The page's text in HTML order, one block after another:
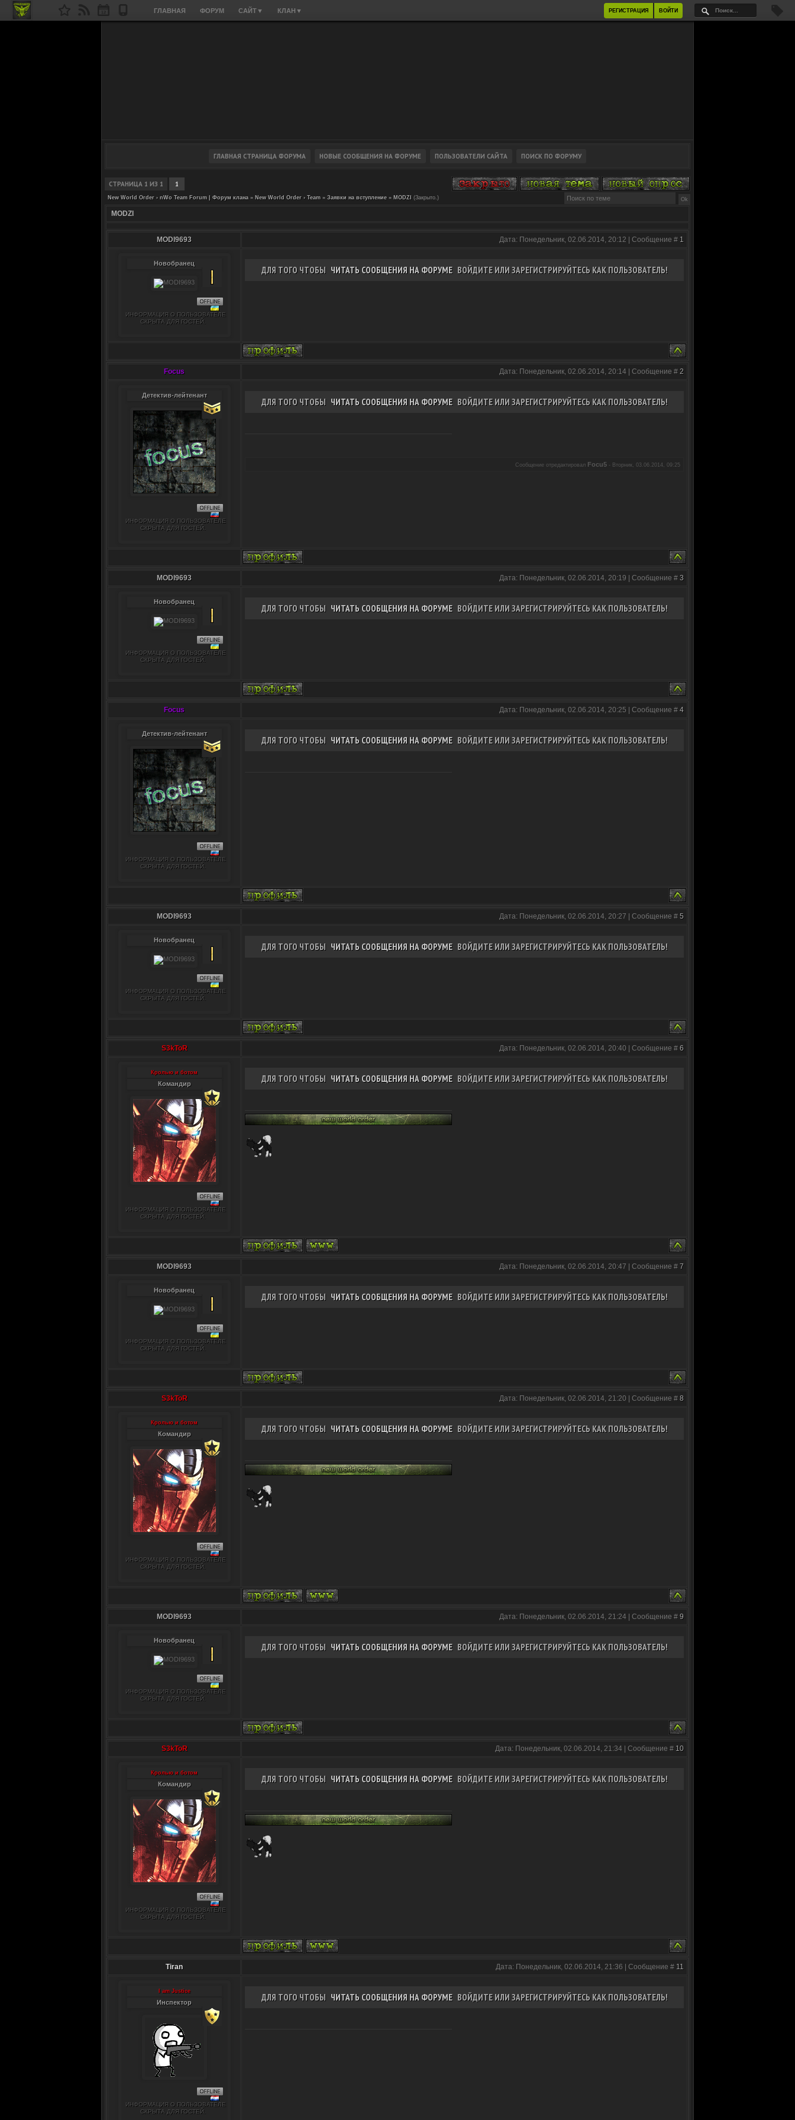
ГЛАВНАЯ ФОРУМ САЙТ▼ КЛАН ▼ РЕГИСТРАЦИЯ ВОЙТИ
СТРАНИЦА 1 ИЗ 1 1
New World Order › nWo Team Forum | Форум клана » New World Order › Team » Заявки на вступление » MODZI (Закрыто.)
MODZI
MODI9693 Дата: Понедельник, 02.06.2014, 20:12 | Сообщение # 1
Новобранец
ИНФОРМАЦИЯ О ПОЛЬЗОВАТЕЛЕ
СКРЫТА ДЛЯ ГОСТЕЙ.
ДЛЯ ТОГО ЧТОБЫ ЧИТАТЬ СООБЩЕНИЯ НА ФОРУМЕ ВОЙДИТЕ ИЛИ ЗАРЕГИСТРИРУЙТЕСЬ КАК ПОЛЬЗОВАТЕЛЬ!
Focus Дата: Понедельник, 02.06.2014, 20:14 | Сообщение # 2
Детектив-лейтенант
ИНФОРМАЦИЯ О ПОЛЬЗОВАТЕЛЕ
СКРЫТА ДЛЯ ГОСТЕЙ.
ДЛЯ ТОГО ЧТОБЫ ЧИТАТЬ СООБЩЕНИЯ НА ФОРУМЕ ВОЙДИТЕ ИЛИ ЗАРЕГИСТРИРУЙТЕСЬ КАК ПОЛЬЗОВАТЕЛЬ!
Сообщение отредактировал Focu5 - Вторник, 03.06.2014, 09:25
MODI9693 Дата: Понедельник, 02.06.2014, 20:19 | Сообщение # 3
Новобранец
ИНФОРМАЦИЯ О ПОЛЬЗОВАТЕЛЕ
СКРЫТА ДЛЯ ГОСТЕЙ.
ДЛЯ ТОГО ЧТОБЫ ЧИТАТЬ СООБЩЕНИЯ НА ФОРУМЕ ВОЙДИТЕ ИЛИ ЗАРЕГИСТРИРУЙТЕСЬ КАК ПОЛЬЗОВАТЕЛЬ!
Focus Дата: Понедельник, 02.06.2014, 20:25 | Сообщение # 4
Детектив-лейтенант
ИНФОРМАЦИЯ О ПОЛЬЗОВАТЕЛЕ
СКРЫТА ДЛЯ ГОСТЕЙ.
ДЛЯ ТОГО ЧТОБЫ ЧИТАТЬ СООБЩЕНИЯ НА ФОРУМЕ ВОЙДИТЕ ИЛИ ЗАРЕГИСТРИРУЙТЕСЬ КАК ПОЛЬЗОВАТЕЛЬ!
MODI9693 Дата: Понедельник, 02.06.2014, 20:27 | Сообщение # 5
Новобранец
ИНФОРМАЦИЯ О ПОЛЬЗОВАТЕЛЕ
СКРЫТА ДЛЯ ГОСТЕЙ.
ДЛЯ ТОГО ЧТОБЫ ЧИТАТЬ СООБЩЕНИЯ НА ФОРУМЕ ВОЙДИТЕ ИЛИ ЗАРЕГИСТРИРУЙТЕСЬ КАК ПОЛЬЗОВАТЕЛЬ!
S3kToR Дата: Понедельник, 02.06.2014, 20:40 | Сообщение # 6
Кролью и ботом
Командир
ИНФОРМАЦИЯ О ПОЛЬЗОВАТЕЛЕ
СКРЫТА ДЛЯ ГОСТЕЙ.
ДЛЯ ТОГО ЧТОБЫ ЧИТАТЬ СООБЩЕНИЯ НА ФОРУМЕ ВОЙДИТЕ ИЛИ ЗАРЕГИСТРИРУЙТЕСЬ КАК ПОЛЬЗОВАТЕЛЬ!
MODI9693 Дата: Понедельник, 02.06.2014, 20:47 | Сообщение # 7
Новобранец
ИНФОРМАЦИЯ О ПОЛЬЗОВАТЕЛЕ
СКРЫТА ДЛЯ ГОСТЕЙ.
ДЛЯ ТОГО ЧТОБЫ ЧИТАТЬ СООБЩЕНИЯ НА ФОРУМЕ ВОЙДИТЕ ИЛИ ЗАРЕГИСТРИРУЙТЕСЬ КАК ПОЛЬЗОВАТЕЛЬ!
S3kToR Дата: Понедельник, 02.06.2014, 21:20 | Сообщение # 8
Кролью и ботом
Командир
ИНФОРМАЦИЯ О ПОЛЬЗОВАТЕЛЕ
СКРЫТА ДЛЯ ГОСТЕЙ.
ДЛЯ ТОГО ЧТОБЫ ЧИТАТЬ СООБЩЕНИЯ НА ФОРУМЕ ВОЙДИТЕ ИЛИ ЗАРЕГИСТРИРУЙТЕСЬ КАК ПОЛЬЗОВАТЕЛЬ!
MODI9693 Дата: Понедельник, 02.06.2014, 21:24 | Сообщение # 9
Новобранец
ИНФОРМАЦИЯ О ПОЛЬЗОВАТЕЛЕ
СКРЫТА ДЛЯ ГОСТЕЙ.
ДЛЯ ТОГО ЧТОБЫ ЧИТАТЬ СООБЩЕНИЯ НА ФОРУМЕ ВОЙДИТЕ ИЛИ ЗАРЕГИСТРИРУЙТЕСЬ КАК ПОЛЬЗОВАТЕЛЬ!
S3kToR Дата: Понедельник, 02.06.2014, 21:34 | Сообщение # 10
Кролью и ботом
Командир
ИНФОРМАЦИЯ О ПОЛЬЗОВАТЕЛЕ
СКРЫТА ДЛЯ ГОСТЕЙ.
ДЛЯ ТОГО ЧТОБЫ ЧИТАТЬ СООБЩЕНИЯ НА ФОРУМЕ ВОЙДИТЕ ИЛИ ЗАРЕГИСТРИРУЙТЕСЬ КАК ПОЛЬЗОВАТЕЛЬ!
Tiran Дата: Понедельник, 02.06.2014, 21:36 | Сообщение # 11
I am Justice
Инспектор
ИНФОРМАЦИЯ О ПОЛЬЗОВАТЕЛЕ
СКРЫТА ДЛЯ ГОСТЕЙ.
ДЛЯ ТОГО ЧТОБЫ ЧИТАТЬ СООБЩЕНИЯ НА ФОРУМЕ ВОЙДИТЕ ИЛИ ЗАРЕГИСТРИРУЙТЕСЬ КАК ПОЛЬЗОВАТЕЛЬ!